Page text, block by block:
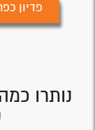
פדיון
נותרו